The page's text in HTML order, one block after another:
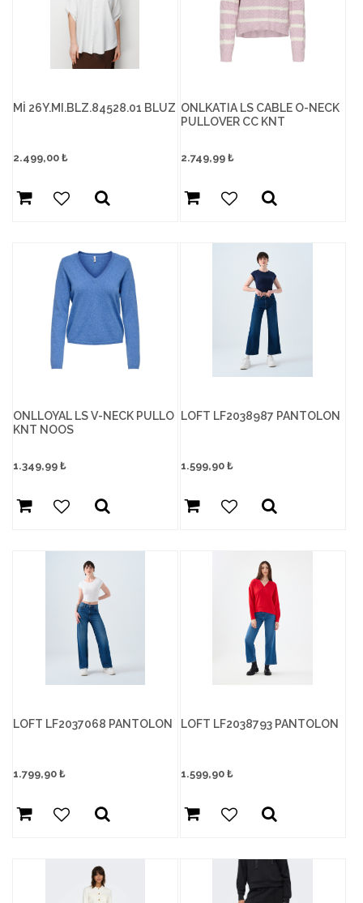
Mİ 26Y.MI.BLZ.84528.01 BLUZ
2.499,00 ₺
ONLKATIA LS CABLE O-NECK
PULLOVER CC KNT
2.749,99₺
ONLLOYAL LS V-NECK PULLO
KNT NOOS
1.349,99 ₺
LOFT LF2038987 PANTOLON
1.599,90₺
LOFT LF2037068 PANTOLON
1.799,90 ₺
LOFT LF2038793 PANTOLON
1.599,90₺